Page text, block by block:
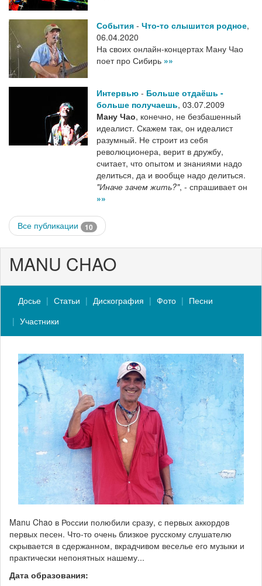
События - Что-то слышится родное,
06.04.2020
На своих онлайн-концертах Ману Чао
поет про Сибирь »»
Интервью - Больше отдаёшь -
больше получаешь, 03.07.2009
Ману Чао, конечно, не безбашенный
идеалист. Скажем так, он идеалист
разумный. Не строит из себя
революционера, верит в дружбу,
считает, что опытом и знаниями надо
делиться, да и вообще надо делиться.
"Иначе зачем жить?", - спрашивает он
»»
Все публикации 10
MANU CHAO
Досье Статьи Дискография Фото
Песни
Участники
Manu Chao в России полюбили сразу, с первых аккордов
первых песен. Что-то очень близкое русскому слушателю
скрывается в сдержанном, вкрадчивом веселье его музыки и
практически непонятных нашему...
Дата образования: